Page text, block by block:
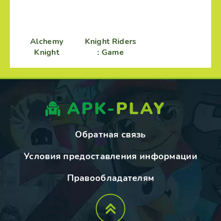
Alchemy
Knight
Knight Riders
: Game
APK-PLAY
Обратная связь
Условия предоставления информации
Правообладателям